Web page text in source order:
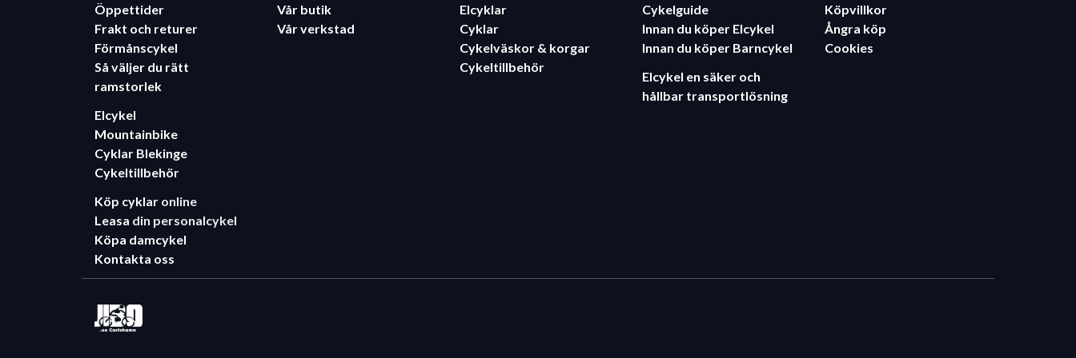
Öppettider
Frakt och returer
Förmånscykel
Så väljer du rätt
ramstorlek
Elcykel
Mountainbike
Cyklar Blekinge
Cykeltillbehör
Köp cyklar online
Leasa din personalcykel
Köpa damcykel
Kontakta oss
Vår butik
Vår verkstad
Elcyklar
Cyklar
Cykelväskor & korgar
Cykeltillbehör
Cykelguide
Innan du köper Elcykel
Innan du köper Barncykel
Elcykel en säker och
hållbar transportlösning
Köpvillkor
Ångra köp
Cookies